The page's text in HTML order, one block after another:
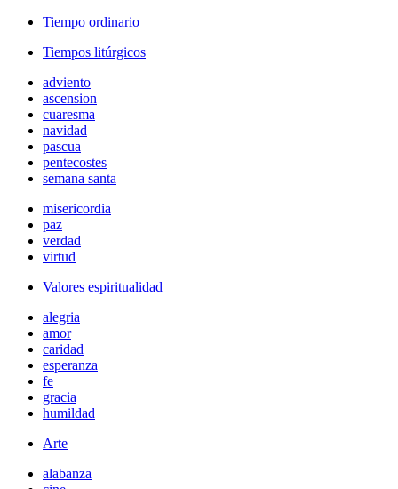
Tiempo ordinario
Tiempos litúrgicos
adviento
ascension
cuaresma
navidad
pascua
pentecostes
semana santa
misericordia
paz
verdad
virtud
Valores espiritualidad
alegria
amor
caridad
esperanza
fe
gracia
humildad
Arte
alabanza